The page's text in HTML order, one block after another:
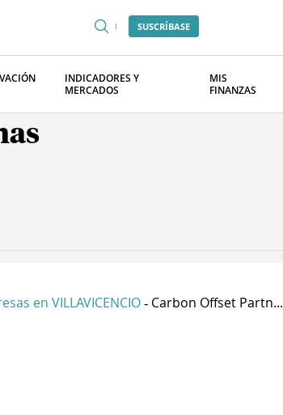
SUSCRÍBASE
INDICADORES Y
MERCADOS
MIS
FINANZAS
en VILLAVICENCIO - Carbon Offset Partn...